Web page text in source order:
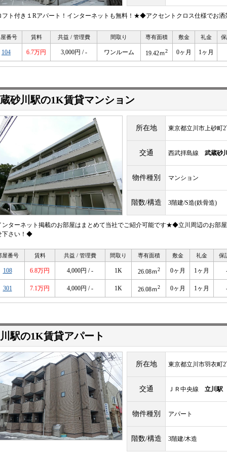
ト付き１Rアパート！インターネットも無料！★◆アクセントクロス仕様でお
番号 賃料 共益 / 管理費 間取り 専有面積 敷金 礼金
104 6.7万円 3,000円 / - ワンルーム 19.42ｍ2 0ヶ月 1ヶ月
砂川駅の1K賃貸マンション
所在地 東京都立川市上砂町
交通 西武拝島線 武蔵砂
物件種別 マンション
階数/構造 3階建/S造(鉄骨造)
ターネット掲載のお部屋はまとめて当社でご紹介可能です★◆立川周辺のお部
下さい！◆
屋番号 賃料 共益 / 管理費 間取り 専有面積 敷金 礼金 保
108 6.8万円 4,000円 / - 1K 26.08ｍ2 0ヶ月 1ヶ月
301 7.1万円 4,000円 / - 1K 26.08ｍ2 0ヶ月 1ヶ月
駅の1K賃貸アパート
所在地 東京都立川市羽衣町
交通 ＪＲ中央線 立川駅
物件種別 アパート
階数/構造 3階建/木造